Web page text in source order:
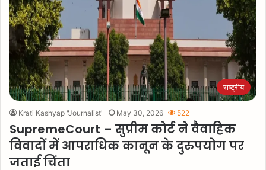
राष्ट्रीय
Krati Kashyap "Journalist" May 30, 2026 522
SupremeCourt – सुप्रीम कोर्ट ने वैवाहिक
विवादों में आपराधिक कानून के दुरुपयोग पर
जताई चिंता